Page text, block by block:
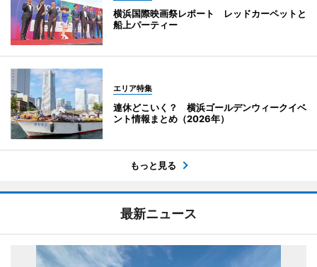
横浜国際映画祭レポート レッドカーペットと
船上パーティー
エリア特集
連休どこいく？ 横浜ゴールデンウィークイベ
ント情報まとめ（2026年）
もっと見る
最新ニュース